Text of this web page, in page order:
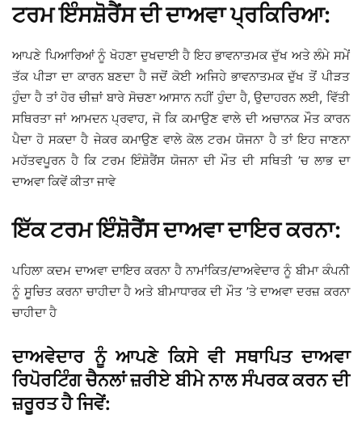
ਟਰਮ ਇੰਸਸ਼ੋਰੈਂਸ ਦੀ ਦਾਅਵਾ ਪ੍ਰਕਿਰਿਆ:
ਆਪਣੇ ਪਿਆਰਿਆਂ ਨੂੰ ਖੋਹਣਾ ਦੁਖਦਾਈ ਹੈ ਇਹ ਭਾਵਨਾਤਮਕ ਦੁੱਖ ਅਤੇ ਲੰਮੇ ਸਮੇਂ
ਤੱਕ ਪੀੜਾ ਦਾ ਕਾਰਨ ਬਣਦਾ ਹੈ ਜਦੋਂ ਕੋਈ ਅਜਿਹੇ ਭਾਵਨਾਤਮਕ ਦੁੱਖ ਤੋਂ ਪੀੜਤ
ਹੁੰਦਾ ਹੈ ਤਾਂ ਹੋਰ ਚੀਜ਼ਾਂ ਬਾਰੇ ਸੋਚਣਾ ਆਸਾਨ ਨਹੀਂ ਹੁੰਦਾ ਹੈ, ਉਦਾਹਰਨ ਲਈ, ਵਿੱਤੀ
ਸਥਿਰਤਾ ਜਾਂ ਆਮਦਨ ਪ੍ਰਵਾਹ, ਜੋ ਕਿ ਕਮਾਉਣ ਵਾਲੇ ਦੀ ਅਚਾਨਕ ਮੌਤ ਕਾਰਨ
ਪੈਦਾ ਹੋ ਸਕਦਾ ਹੈ ਜੇਕਰ ਕਮਾਉਣ ਵਾਲੇ ਕੋਲ ਟਰਮ ਯੋਜਨਾ ਹੈ ਤਾਂ ਇਹ ਜਾਣਨਾ
ਮਹੱਤਵਪੂਰਨ ਹੈ ਕਿ ਟਰਮ ਇੰਸ਼ੋਰੈਂਸ ਯੋਜਨਾ ਦੀ ਮੌਤ ਦੀ ਸਥਿਤੀ ’ਚ ਲਾਭ ਦਾ
ਦਾਅਵਾ ਕਿਵੇਂ ਕੀਤਾ ਜਾਵੇ
ਇੱਕ ਟਰਮ ਇੰਸ਼ੋਰੈਂਸ ਦਾਅਵਾ ਦਾਇਰ ਕਰਨਾ:
ਪਹਿਲਾ ਕਦਮ ਦਾਅਵਾ ਦਾਇਰ ਕਰਨਾ ਹੈ ਨਾਮਾਂਕਿਤ/ਦਾਅਵੇਦਾਰ ਨੂੰ ਬੀਮਾ ਕੰਪਨੀ
ਨੂੰ ਸੂਚਿਤ ਕਰਨਾ ਚਾਹੀਦਾ ਹੈ ਅਤੇ ਬੀਮਾਧਾਰਕ ਦੀ ਮੌਤ ’ਤੇ ਦਾਅਵਾ ਦਰਜ਼ ਕਰਨਾ
ਚਾਹੀਦਾ ਹੈ
ਦਾਅਵੇਦਾਰ ਨੂੰ ਆਪਣੇ ਕਿਸੇ ਵੀ ਸਥਾਪਿਤ ਦਾਅਵਾ
ਰਿਪੋਰਟਿੰਗ ਚੈਨਲਾਂ ਜ਼ਰੀਏ ਬੀਮੇ ਨਾਲ ਸੰਪਰਕ ਕਰਨ ਦੀ
ਜ਼ਰੂਰਤ ਹੈ ਜਿਵੇਂ: